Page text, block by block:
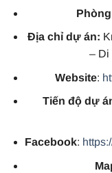
Địa chỉ dự án:
– Di
Website:
Tiến độ dự
Facebook: